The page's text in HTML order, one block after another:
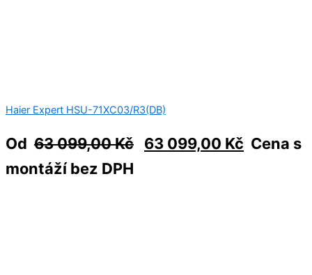
Haier Expert HSU-71XC03/R3(DB)
Od 63 099,00Kč 63 099,00 Kč Cena s
montáží bez DPH